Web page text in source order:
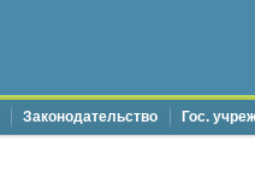
Законодательство Гос.